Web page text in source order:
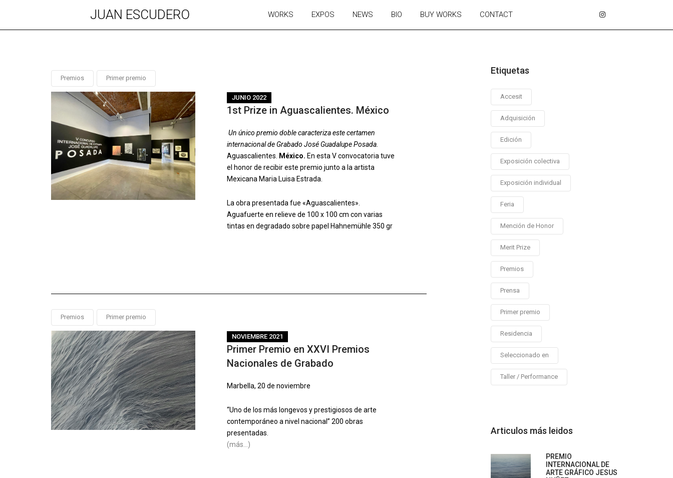
JUAN ESCUDERO WORKS EXPOS NEWS BIO BUY WORKS CONTACT
Premios Primer premio
JUNIO 2022
1st Prize in Aguascalientes. México
Un único premio doble caracteriza este certamen
internacional de Grabado José Guadalupe Posada.
Aguascalientes.
México. En esta V convocatoria tuve
el honor de recibir este premio junto a la artista
Mexicana Maria Luisa Estrada.
La obra presentada fue «Aguascalientes».
Aguafuerte en relieve de 100 x 100 cm con varias
tintas en degradado sobre papel Hahnemühle 350 gr
Premios Primer premio
NOVIEMBRE 2021
Primer Premio en XXVI Premios
Nacionales de Grabado
Marbella, 20 de noviembre
“Uno de los más longevos y prestigiosos de arte
contemporáneo a nivel nacional” 200 obras
presentadas.
(más…)
Etiquetas
Accesit
Adquisición
Edición
Exposición colectiva
Exposición individual
Feria
Mención de Honor
Merit Prize
Premios
Prensa
Primer premio
Residencia
Seleccionado en
Taller / Performance
Articulos más leidos
PREMIO
INTERNACIONAL DE
ARTE GRÁFICO JESUS